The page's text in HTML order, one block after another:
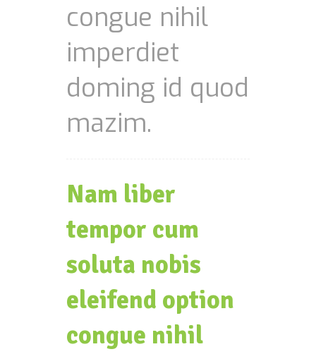
congue nihil
imperdiet
doming id quod
mazim.
Nam liber
tempor cum
soluta nobis
eleifend option
congue nihil